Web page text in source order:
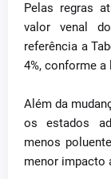
Pelas regras
valor venal
referência a
4%, conforme
Além da
os estados
menos
menor impacto